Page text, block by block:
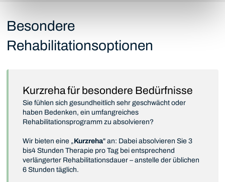
Besondere
Rehabilitationsoptionen
Kurzreha für besondere Bedürfnisse
Sie fühlen sich gesundheitlich sehr geschwächt oder
haben Bedenken, ein umfangreiches
Rehabilitationsprogramm zu absolvieren?
Wir bieten eine „Kurzreha" an: Dabei absolvieren Sie 3
bis4 Stunden Therapie pro Tag bei entsprechend
verlängerter Rehabilitationsdauer – anstelle der üblichen
6 Stunden täglich.